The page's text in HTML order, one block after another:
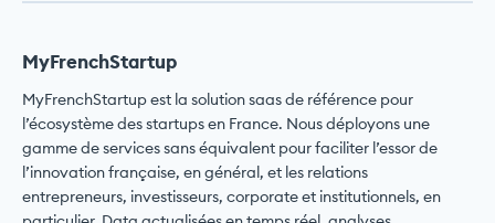
MyFrenchStartup
MyFrenchStartup est la solution saas de référence pour
l’écosystème des startups en France. Nous déployons une
gamme de services sans équivalent pour faciliter l’essor de
l’innovation française, en général, et les relations
entrepreneurs, investisseurs, corporate et institutionnels, en